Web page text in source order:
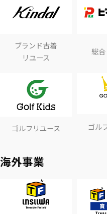
ブランド古着
リユース
総
ゴルフリユース ゴル
海外事業